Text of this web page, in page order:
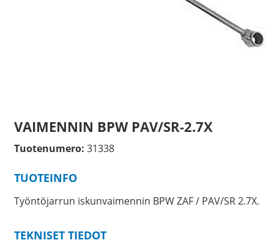
VAIMENNIN BPW PAV/SR-2.7X
Tuotenumero: 31338
TUOTEINFO
Työntöjarrun iskunvaimennin BPW ZAF / PAV/SR 2.7X.
TEKNISET TIEDOT